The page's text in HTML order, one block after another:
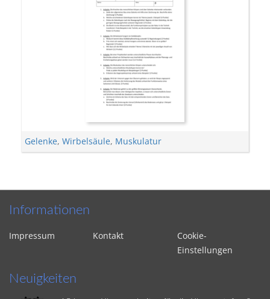
Gelenke, Wirbelsäule, Muskulatur
Informationen
Impressum Kontakt
Cookie-
Einstellungen
Neuigkeiten